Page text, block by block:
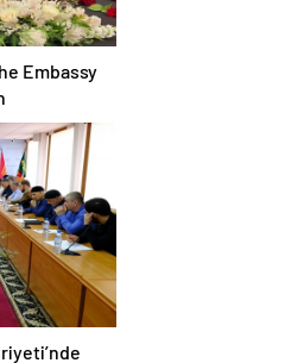
Embassy